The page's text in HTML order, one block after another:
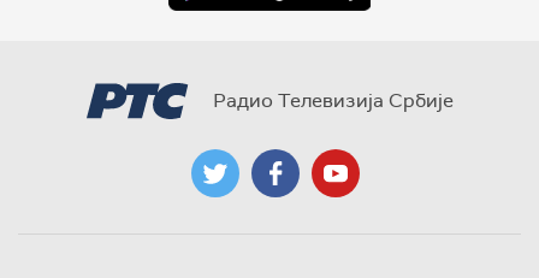
Радио Телевизија Србије